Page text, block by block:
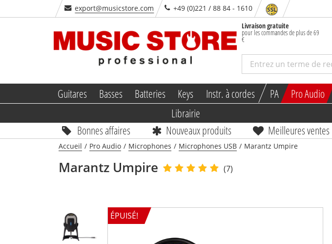
export@musicstore.com +49 (0)221 / 88 84 - 1610
Livraison gratuite
pour les commandes de plus de 69
€
Guitares Basses Batteries Keys Instr. à cordes PA Pro Audio
Librairie
Bonnes affaires
Nouveaux produits Meilleures ventes
Accueil / Pro Audio / Microphones / Microphones USB / Marantz Umpire
Marantz Umpire (7)
ÉPUISÉ!